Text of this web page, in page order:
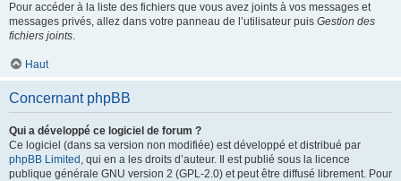
Pour accéder à la liste des fichiers que vous avez joints à vos messages et
messages privés, allez dans votre panneau de l’utilisateur puis Gestion des
fichiers joints.
Haut
Concernant phpBB
Qui a développé ce logiciel de forum ?
Ce logiciel (dans sa version non modifiée) est développé et distribué par
phpBB Limited , qui en a les droits d’auteur. Il est publié sous la licence
publique générale GNU version 2 (GPL-2.0) et peut être diffusé librement. Pour